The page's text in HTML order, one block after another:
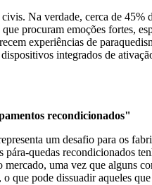
Na verdade, cerca de
procuram emoções fortes,
experiências de
integrados de
recondicionados"
um desafio para os
quedas recondicionados
uma vez que alguns
pode dissuadir aqueles